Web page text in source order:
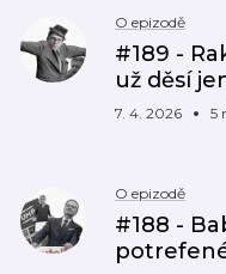
O epizodě
#189 -
už děsí
7. 4. 2026 5
O epizodě
#188 -